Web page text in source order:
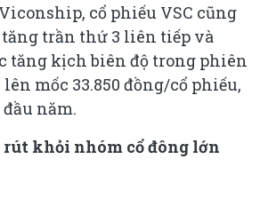
cổ phiếu VSC cũng
trần thứ 3 liên tiếp và
tăng kịch biên độ trong phiên
mốc 33.850 đồng/cổ phiếu,
đầu năm.
khỏi nhóm cổ đông lớn